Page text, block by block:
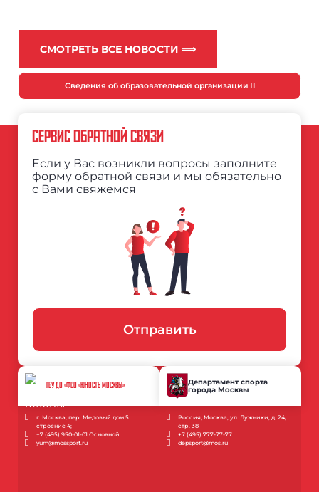
СМОТРЕТЬ ВСЕ НОВОСТИ ⟹
Сведения об образовательной организации
СЕРВИС ОБРАТНОЙ СВЯЗИ
Если у Вас возникли вопросы заполните
форму обратной связи и мы обязательно
с Вами свяжемся
Отправить
ГБУ ДО «ФСО «ЮНОСТЬ МОСКВЫ»
г. Москва, пер. Медовый дом 5
строение 4;
+7 (495) 950-01-01 Основной
yum@mossport.ru
Департамент спорта
города Москвы
Россия, Москва, ул. Лужники, д. 24,
стр. 38
+7 (495) 777-77-77
depsport@mos.ru